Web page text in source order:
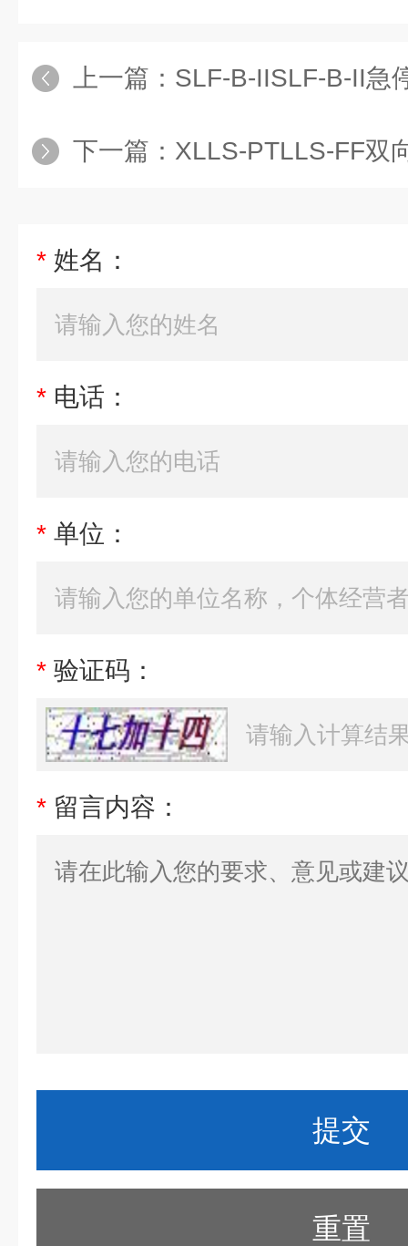
上一篇： SLF-B-IISLF-B-II急
下一篇： XLLS-PTLLS-FF双
* 姓名：
* 电话：
* 单位：
* 验证码：
* 留言内容：
重置